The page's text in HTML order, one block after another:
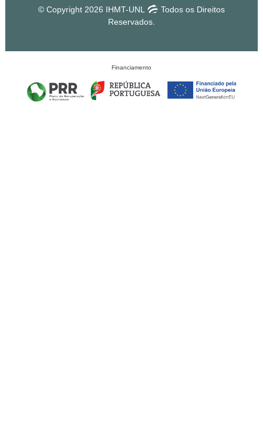
© Copyright 2026 IHMT-UNL
Todos os Direitos
Reservados.
Financiamento